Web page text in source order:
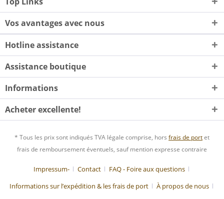
Vos avantages avec nous
Hotline assistance
Assistance boutique
Informations
Acheter excellente!
* Tous les prix sont indiqués TVA légale comprise, hors frais de portet
frais de remboursement éventuels, sauf mention expresse contraire
Impressum- Contact
FAQ - Foire aux questions
Informations sur l’expédition & les frais de port
À propos de nous